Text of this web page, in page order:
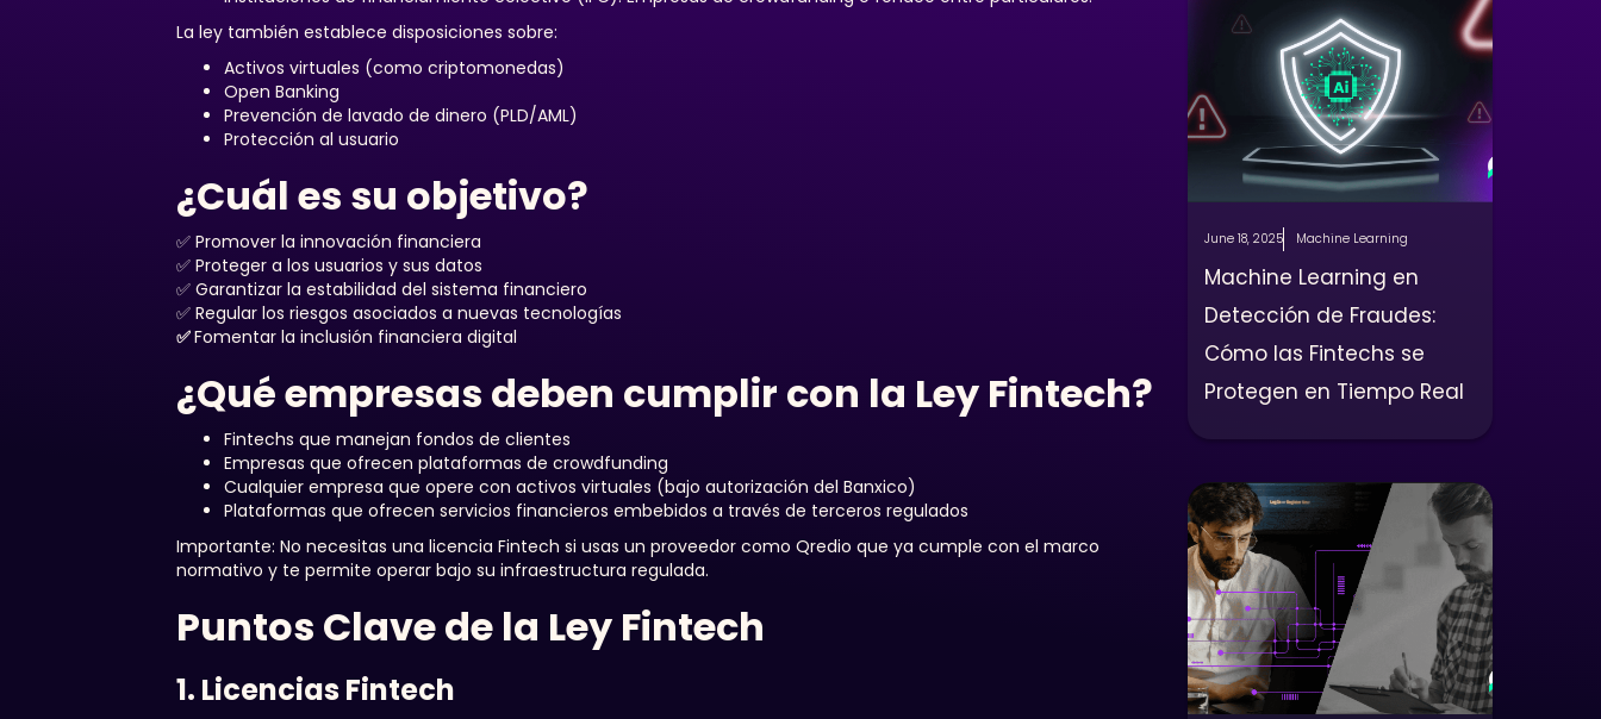
La ley también establece disposiciones sobre:
Activos virtuales (como criptomonedas)
Open Banking
Prevención de lavado de dinero (PLD/AML)
Protección al usuario
¿Cuál es su objetivo?
✅ Promover la innovación financiera
✅ Proteger a los usuarios y sus datos
✅ Garantizar la estabilidad del sistema financiero
✅ Regular los riesgos asociados a nuevas tecnologías
✅Fomentar la inclusión financiera digital
¿Qué empresas deben cumplir con la Ley Fintech?
Fintechs que manejan fondos de clientes
Empresas que ofrecen plataformas de crowdfunding
Cualquier empresa que opere con activos virtuales (bajo autorización del Banxico)
Plataformas que ofrecen servicios financieros embebidos a través de terceros regulados
Importante: No necesitas una licencia Fintech si usas un proveedor como Qredio que ya cumple con el marco
normativo y te permite operar bajo su infraestructura regulada.
Puntos Clave de la Ley Fintech
1. Licencias Fintech
June 18, 2025 Machine Learning
Machine Learning en
Detección de Fraudes:
Cómo las Fintechs se
Protegen en Tiempo Real